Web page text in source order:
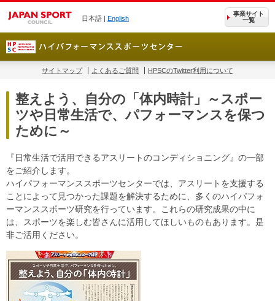
日本語 | English
事業サイト
一覧
サイトマップ よくあるご質問 HPSCのTwitter利用について
整えよう、自分の「体内時計」～スポー
ツや日常生活で、パフォーマンスを保つ
ために～
『日常生活で活用できるアスリートのコンディショニング』の一部
をご紹介します。
ハイパフォーマンススポーツセンターでは、アスリートを支援する
ことによって見つかった課題を解決するために、多くのハイパフォ
ーマンススポーツ研究を行っています。これらの研究成果の中に
は、スポーツを楽しむ皆さんに活用してほしいものもあります。是
非ご活用ください。